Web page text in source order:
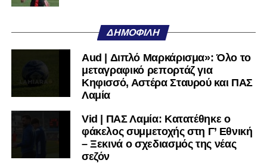
Όταν αποφασίσει να συνειδητοποιήσει ότι είναι
πολύ μικρή.
Ακολουθήστε το lamiara.grστοGoogle Newsγια να
μαθαίνετε πρώτοι τα κυανόλευκα νέα στην Ελλάδα και τον
υπόλοιπο κόσμο. Ακολουθήστε το lamiara.gr στο
μαθαίνετε σε χρόνο dt όλα τα νέα.
ΔΗΜΟΦΙΛΉ
Aud | Διπλό Μαρκάρισμα»: Όλο το
μεταγραφικό ρεπορτάζ για
Κηφισσό, Αστέρα Σταυρού και ΠΑΣ
Λαμία
Vid | ΠΑΣ Λαμία: Κατατέθηκε ο
φάκελος συμμετοχής στη Γ’ Εθνική
– Ξεκινά ο σχεδιασμός της νέας
σεζόν